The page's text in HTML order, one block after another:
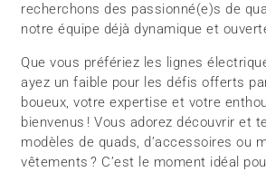
recherchons des passionné(e)s de
notre équipe déjà dynamique et
Que vous préfériez les lignes
ayez un faible pour les défis offerts
boueux, votre expertise et votre
bienvenus ! Vous adorez découvrir et
modèles de quads, d’accessoires ou
vêtements ? C’est le moment idéal